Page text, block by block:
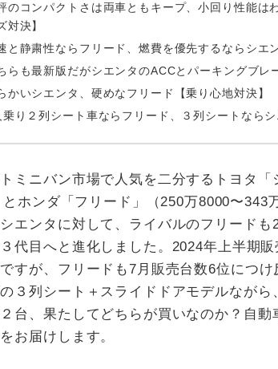
のコンパクトさは両車ともキープ、小回り性能は
対決】
と静粛性ならフリード、燃費を優先するならシエ
らも最新版だがシエンタのACCとパーキングブレ
かいシエンタ、硬めなフリード【乗り心地対決】
乗り２列シート車ならフリード、３列シートならシ
ミニバン市場で人気を二分するトヨタ
ホンダ「フリード」（250万8000〜343
エンタに対して、ライバルのフリード
代目へと進化しました。2024年上半期
すが、フリードも7月販売台数6位につ
３列シート＋スライドドアモデルなが
台、果たしてどちらが買いなのか？自
お届けします。